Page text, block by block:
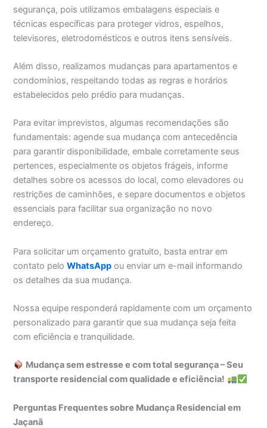
segurança, pois utilizamos embalagens especiais e
técnicas específicas para proteger vidros, espelhos,
televisores, eletrodomésticos e outros itens sensíveis.
Além disso, realizamos mudanças para apartamentos e
condomínios, respeitando todas as regras e horários
estabelecidos pelo prédio para mudanças.
Para evitar imprevistos, algumas recomendações são
fundamentais: agende sua mudança com antecedência
para garantir disponibilidade, embale corretamente seus
pertences, especialmente os objetos frágeis, informe
detalhes sobre os acessos do local, como elevadores ou
restrições de caminhões, e separe documentos e objetos
essenciais para facilitar sua organização no novo
endereço.
Para solicitar um orçamento gratuito, basta entrar em
contato peloWhatsApp ou enviar um e-mail informando
os detalhes da sua mudança.
Nossa equipe responderá rapidamente com um orçamento
personalizado para garantir que sua mudança seja feita
com eficiência e tranquilidade.
Mudança sem estresse e com total segurança – Seu
transporte residencial com qualidade e eficiência!
Perguntas Frequentes sobre Mudança Residencial em
Jaçanã